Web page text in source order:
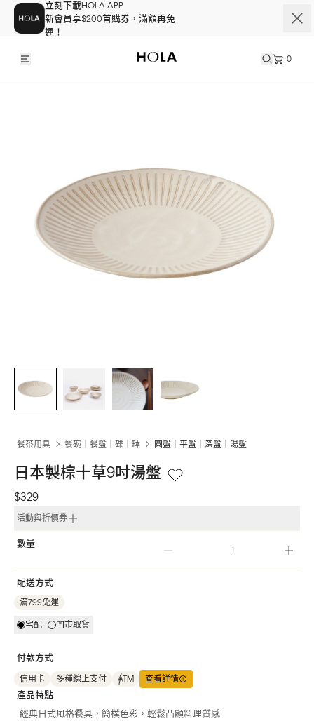
立刻下載HOLA APP
新會員享$200首購券，滿額再免
運！
0
餐茶用具 餐碗｜餐盤｜碟｜缽 圓盤｜平盤｜深盤｜湯盤
日本製棕十草9吋湯盤
$329
活動與折價券
數量
配送方式
滿799免運
宅配 門市取貨
付款方式
信用卡 多種線上支付 ATM 查看詳情
產品特點
經典日式風格餐具，簡樸色彩，輕鬆凸顯料理質感